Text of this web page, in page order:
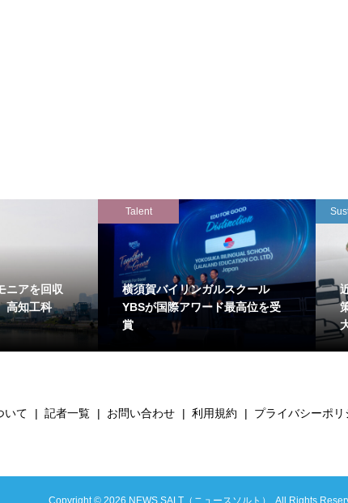
ニアを回収
高知工科
Talent
横須賀バイリンガルスクール
YBSが国際アワード最高位を受
賞
いて 記者一覧 お問い合わせ 利用規約 プライバシーポリ
Copyright ©2026 NEWS SALT（ニュースソルト）. All Rights